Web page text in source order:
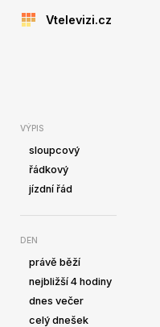
Vtelevizi.cz
VÝPIS
sloupcový
řádkový
jízdní řád
DEN
právě běží
nejbližší 4 hodiny
dnes večer
celý dnešek